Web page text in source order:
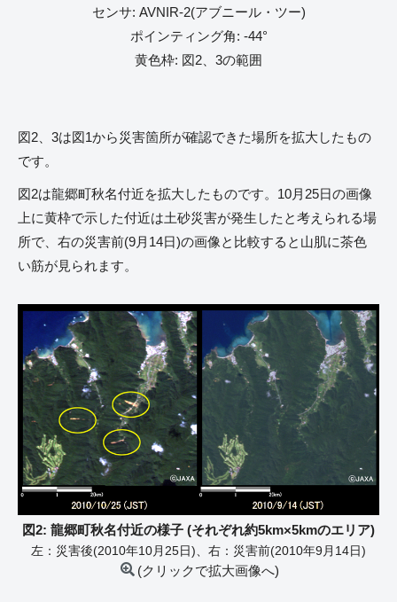
センサ: AVNIR-2(アブニール・ツー)
ポインティング角: -44°
黄色枠: 図2、3の範囲
図2、3は図1から災害箇所が確認できた場所を拡大したもの
です。
図2は龍郷町秋名付近を拡大したものです。10月25日の画像
上に黄枠で示した付近は土砂災害が発生したと考えられる場
所で、右の災害前(9月14日)の画像と比較すると山肌に茶色
い筋が見られます。
図2: 龍郷町秋名付近の様子 (それぞれ約5km×5kmのエリア)
左：災害後(2010年10月25日)、右：災害前(2010年9月14日)
(クリックで拡大画像へ)